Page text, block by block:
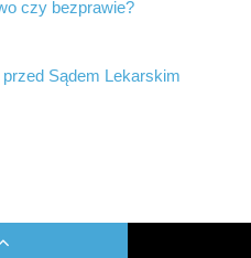
czy bezprawie?
Sądem Lekarskim